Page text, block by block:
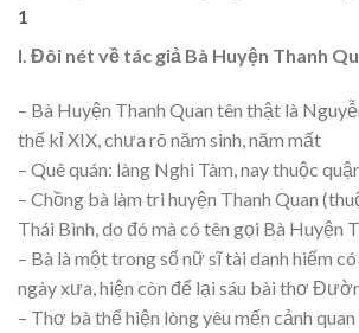
1
I. Đôi nét về tác giả Bà Huyện Thanh
– Bà Huyện Thanh Quan tên thật là
thế kỉ XIX, chưa rõ năm sinh, năm mất
– Quê quán: làng Nghi Tàm, nay thuộc
– Chồng bà làm tri huyện Thanh Quan
Thái Bình, do đó mà có tên gọi Bà Huyện
– Bà là một trong số nữ sĩ tài danh hiếm
ngày xưa, hiện còn để lại sáu bài thơ
– Thơ bà thể hiện lòng yêu mến cảnh